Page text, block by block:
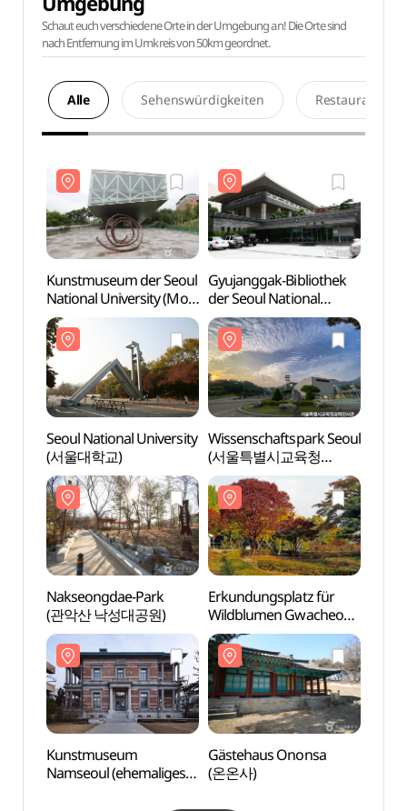
Schaut euch verschiedene Orte in der Umgebung an! Die Orte sind
nach Entfernung im Umkreis von 50km geordnet.
Alle Sehenswürdigkeiten Restaurants
Kunstmuseum der Seoul
National University (MoA
서울대학교미술관)
Gyujanggak-Bibliothek
der Seoul National
University (서울대학교
규장각)
Seoul National University
(서울대학교)
Wissenschaftspark Seoul
(서울특별시교육청
과학전시관)
Nakseongdae-Park
(관악산 낙성대공원)
Erkundungsplatz für
Wildblumen Gwacheon
(과천야생화자연학습장)
Kunstmuseum
Namseoul (ehemaliges
Gästehaus Ononsa
(온온사)